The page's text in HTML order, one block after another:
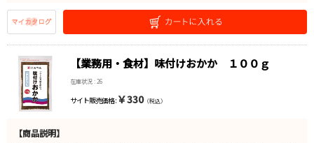
【業務用・食材】味付けおかか １００ｇ
在庫状況 : 26
サイト販売価格 : ￥330（税込）
【商品説明】